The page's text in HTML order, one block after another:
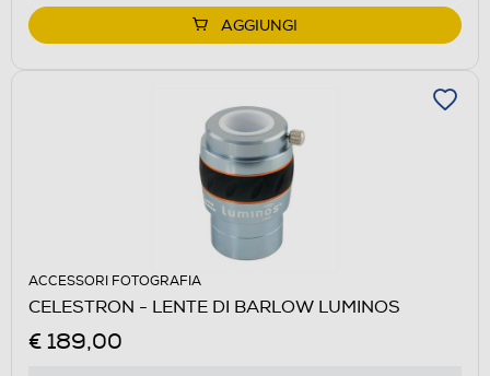
AGGIUNGI
ACCESSORI FOTOGRAFIA
CELESTRON - LENTE DI BARLOW LUMINOS
€ 189,00